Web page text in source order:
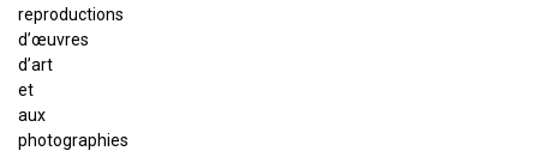
reproductions
d’œuvres
d’art
et
aux
photographies